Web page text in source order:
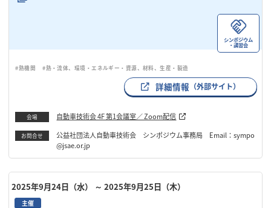
シンポジウム
・講習会
#熱機関 #熱・流体、環境・エネルギー・資源、材料、生産・製造
詳細情報 （外部サイト）
会場 自動車技術会 4F 第1会議室／ Zoom配信
お問合せ
公益社団法人自動車技術会 シンポジウム事務局 Email：sympo
@jsae.or.jp
2025年9月24日（水） ～ 2025年9月25日（木）
主催